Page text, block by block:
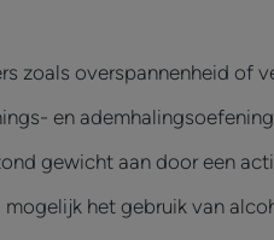
zoals overspannenheid of
en
gewicht aan door een
mogelijk het gebruik van